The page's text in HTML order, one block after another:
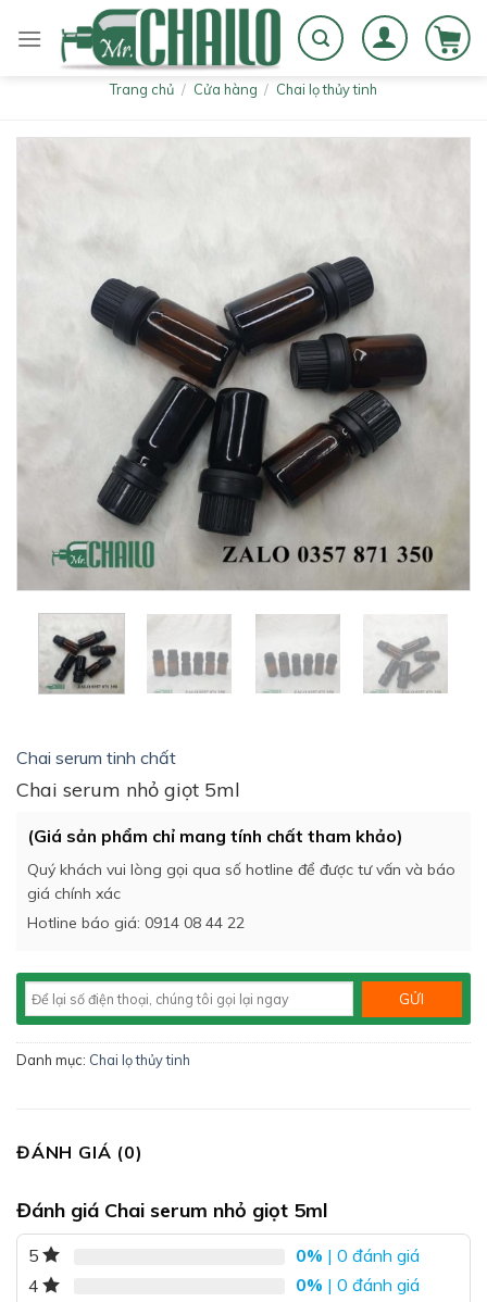
Trang chủ / Cửa hàng / Chai lọ thủy tinh
Chai serum tinh chất
Chai serum nhỏ giọt 5ml
(Giá sản phẩm chỉ mang tính chất tham khảo)
Quý khách vui lòng gọi qua số hotline để được tư vấn và báo
giá chính xác
Hotline báo giá: 0914 08 44 22
Danh mục: Chai lọ thủy tinh
ĐÁNH GIÁ (0)
Đánh giá Chai serum nhỏ giọt 5ml
5 0% | 0 đánh giá
4
0% | 0 đánh giá